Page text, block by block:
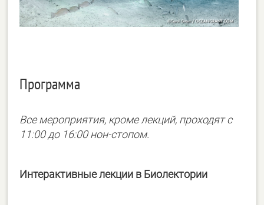
Программа
Все мероприятия, кроме лекций, проходят с
11:00 до 16:00 нон-стопом.
Интерактивные лекции в Биолектории